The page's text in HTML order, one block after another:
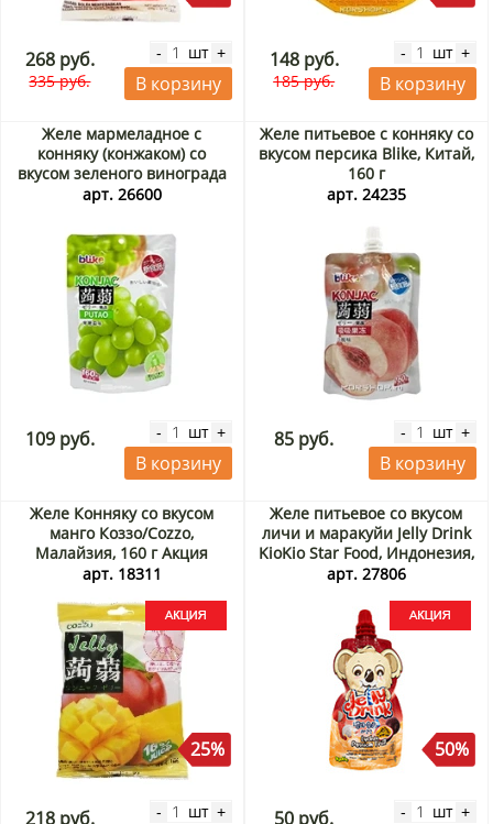
268 руб.
335 руб.
- шт +
В корзину
148 руб.
185 руб.
- шт +
В корзину
Желе мармеладное с
конняку (конжаком) со
вкусом зеленого винограда
Blike, Китай, 160 г
арт. 26600
109 руб. - шт +
В корзину
Желе питьевое с конняку со
вкусом персика Blike, Китай,
160 г
арт. 24235
85 руб. - шт +
В корзину
Желе Конняку со вкусом
манго Коззо/Cozzo,
Малайзия, 160 г Акция
арт. 18311
25%
218 руб. - шт +
Желе питьевое со вкусом
личи и маракуйи Jelly Drink
KioKio Star Food, Индонезия,
70 мл Акция
арт. 27806
50%
50 руб. - шт +